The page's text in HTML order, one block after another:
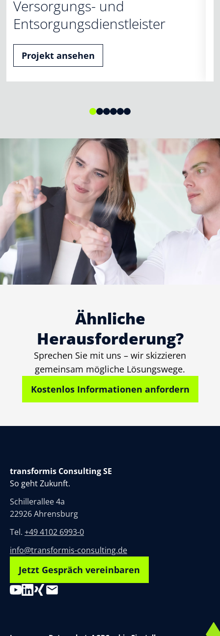
Versorgungs- und
Entsorgungsdienstleister
Projekt ansehen
Ähnliche
Herausforderung?
Sprechen Sie mit uns – wir skizzieren
gemeinsam mögliche Lösungswege.
Kostenlos Informationen anfordern
transformis Consulting SE
So geht Zukunft.
Schillerallee 4a
22926 Ahrensburg
Tel. +49 4102 6993-0
info@transformis-consulting.de
Jetzt Gespräch vereinbaren